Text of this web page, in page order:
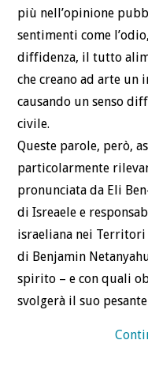
più nell’opinione
sentimenti come
diffidenza, il tutto
che creano ad arte
causando un senso
civile.
Queste parole, però,
particolarmente
pronunciata da Eli
di Isreaele e
israeliana nei
di Benjamin
spirito – e con quali
svolgerà il suo